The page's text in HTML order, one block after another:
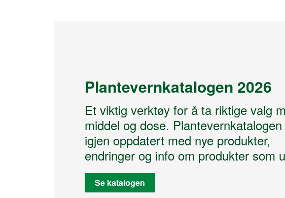
Plantevernkatalogen 2026
Et viktig verktøy for å ta riktige valg
middel og dose.
igjen oppdatert med nye produkter,
endringer og info om produkter som
Se katalogen